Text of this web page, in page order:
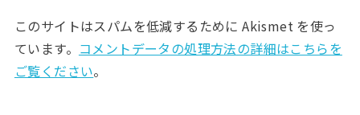
このサイトはスパムを低減するために Akismet を使っ
ています。 コメントデータの処理方法の詳細はこちらを
ご覧ください。